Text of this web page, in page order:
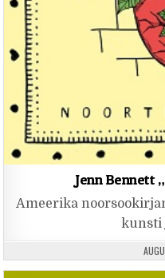
Jenn Bennett
Ameerika
kunsti